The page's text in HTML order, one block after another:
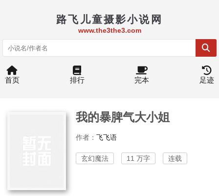
路飞儿童摄影小说网
www.the3the3.com
首页 排行 完本 足迹
我的暴脾气大小姐
作者： 飞飞语
玄幻魔法 11 万字 连载